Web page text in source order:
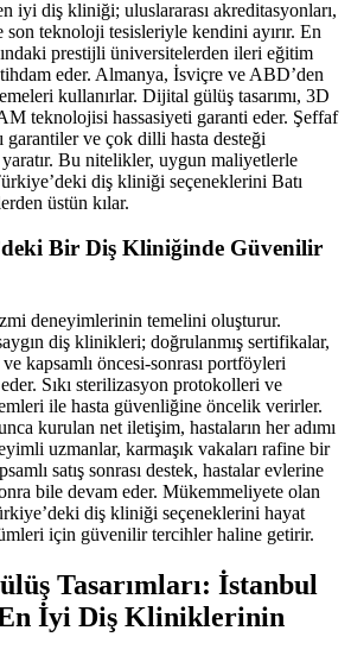
iyi diş kliniği; uluslararası akreditasyonları,
son teknoloji tesisleriyle kendini ayırır. En
prestijli üniversitelerden ileri eğitim
eder. Almanya, İsviçre ve ABD’den
kullanırlar. Dijital gülüş tasarımı, 3D
teknolojisi hassasiyeti garanti eder. Şeffaf
garantiler ve çok dilli hasta desteği
Bu nitelikler, uygun maliyetlerle
diş kliniği seçeneklerini Batı
üstün kılar.
Bir Diş Kliniğinde Güvenilir
deneyimlerinin temelini oluşturur.
diş klinikleri; doğrulanmış sertifikalar,
kapsamlı öncesi-sonrası portföyleri
Sıkı sterilizasyon protokolleri ve
ile hasta güvenliğine öncelik verirler.
kurulan net iletişim, hastaların her adımı
uzmanlar, karmaşık vakaları rafine bir
satış sonrası destek, hastalar evlerine
bile devam eder. Mükemmeliyete olan
diş kliniği seçeneklerini hayat
için güvenilir tercihler haline getirir.
Tasarımları: İstanbul
İyi Diş Kliniklerinin